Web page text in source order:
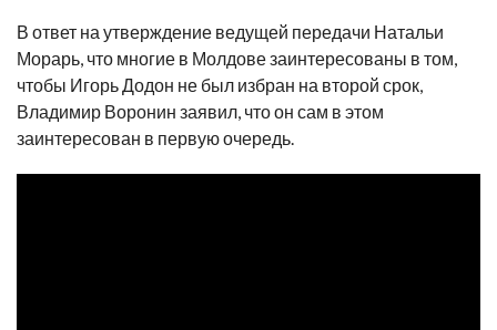
В ответ на утверждение ведущей передачи Натальи
Морарь, что многие в Молдове заинтересованы в том,
чтобы Игорь Додон не был избран на второй срок,
Владимир Воронин заявил, что он сам в этом
заинтересован в первую очередь.